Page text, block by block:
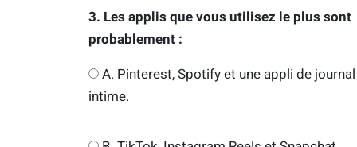
3. Les applis que vous utilisez le plus sont
probablement :
A. Pinterest, Spotify et une appli de journal
intime.